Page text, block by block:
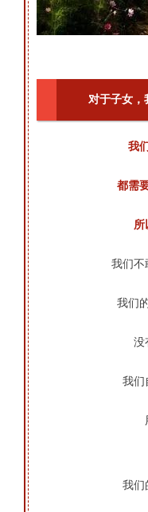
对于子女，
我
都需
所
我们不
我们
没
我们
我们